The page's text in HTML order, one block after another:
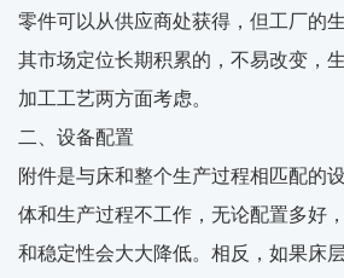
零件可以从供应商处获得，但工厂的
其市场定位长期积累的，不易改变，
加工工艺两方面考虑。
二、设备配置
附件是与床和整个生产过程相匹配的
体和生产过程不工作，无论配置多好
和稳定性会大大降低。相反，如果床